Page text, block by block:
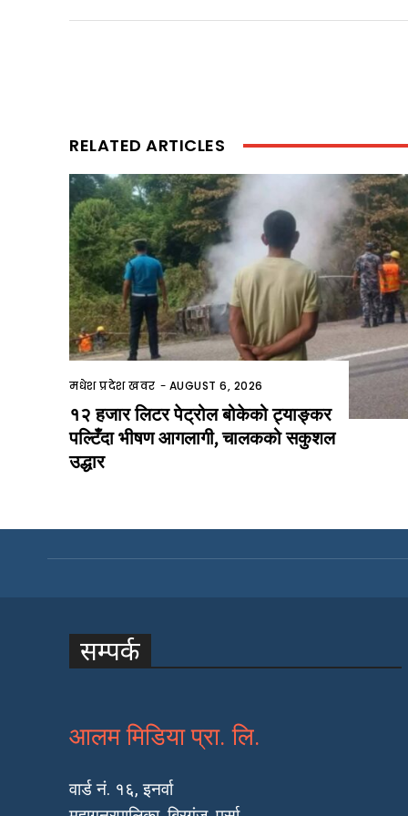
RELATED ARTICLES
मधेश प्रदेश खवर - AUGUST 6, 2026
१२ हजार लिटर पेट्रोल बोकेको ट्याङ्कर
पल्टिँदा भीषण आगलागी, चालकको सकुशल
उद्धार
सम्पर्क
आलम मिडिया प्रा. लि.
वार्ड नं. १६, इनर्वा